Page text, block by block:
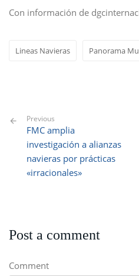
Con información de
Lineas Navieras Panorama
Previous
FMC amplia
investigación a alianzas
navieras por prácticas
«irracionales»
Post a comment
Comment